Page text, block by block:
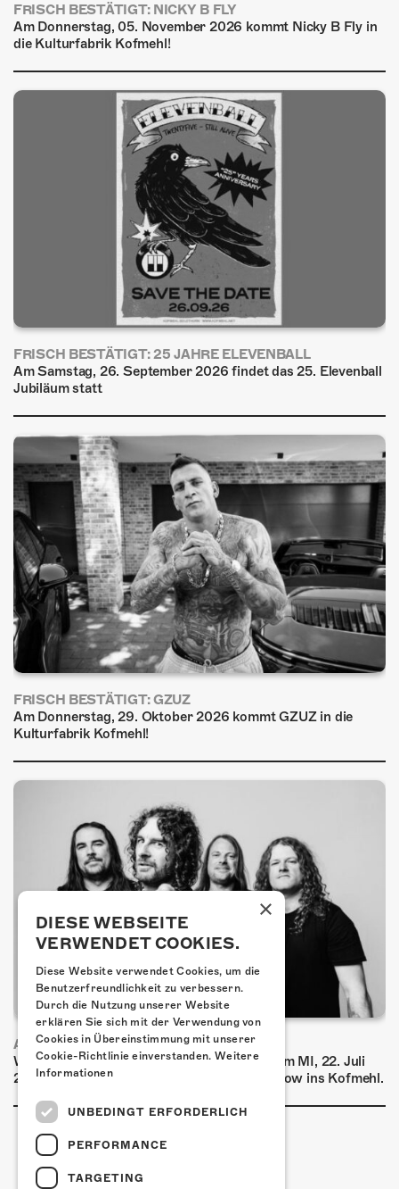
FRISCH BESTÄTIGT: NICKY B FLY
Am Donnerstag, 05. November 2026 kommt Nicky B Fly in
die Kulturfabrik Kofmehl!
FRISCH BESTÄTIGT: 25 JAHRE ELEVENBALL
Am Samstag, 26. September 2026 findet das 25. Elevenball
Jubiläum statt
FRISCH BESTÄTIGT: GZUZ
Am Donnerstag, 29. Oktober 2026 kommt GZUZ in die
Kulturfabrik Kofmehl!
AIRBOURNE - SPECIAL SUMMER SHOW
Wow, das ist ein Ding! Airbourne kommen am MI, 22. Juli
2026 für eine exklusive Special Summer Show ins Kofmehl.
×
DIESE WEBSEITE
VERWENDET COOKIES.
Diese Website verwendet Cookies, um die
Benutzerfreundlichkeit zu verbessern.
Durch die Nutzung unserer Website
erklären Sie sich mit der Verwendung von
Cookies in Übereinstimmung mit unserer
Cookie-Richtlinie einverstanden. Weitere
Informationen
UNBEDINGT ERFORDERLICH
PERFORMANCE
TARGETING